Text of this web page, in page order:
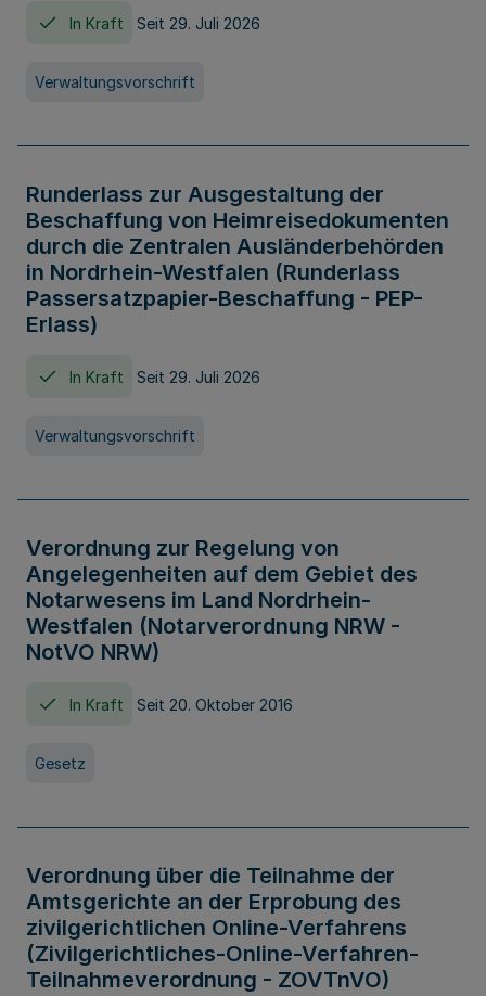
In Kraft Seit 29. Juli 2026
Verwaltungsvorschrift
Runderlass zur Ausgestaltung der
Beschaffung von Heimreisedokumenten
durch die Zentralen Ausländerbehörden
in Nordrhein-Westfalen (Runderlass
Passersatzpapier-Beschaffung - PEP-
Erlass)
In Kraft Seit 29. Juli 2026
Verwaltungsvorschrift
Verordnung zur Regelung von
Angelegenheiten auf dem Gebiet des
Notarwesens im Land Nordrhein-
Westfalen (Notarverordnung NRW -
NotVO NRW)
In Kraft Seit 20. Oktober 2016
Gesetz
Verordnung über die Teilnahme der
Amtsgerichte an der Erprobung des
zivilgerichtlichen Online-Verfahrens
(Zivilgerichtliches-Online-Verfahren-
Teilnahmeverordnung - ZOVTnVO)